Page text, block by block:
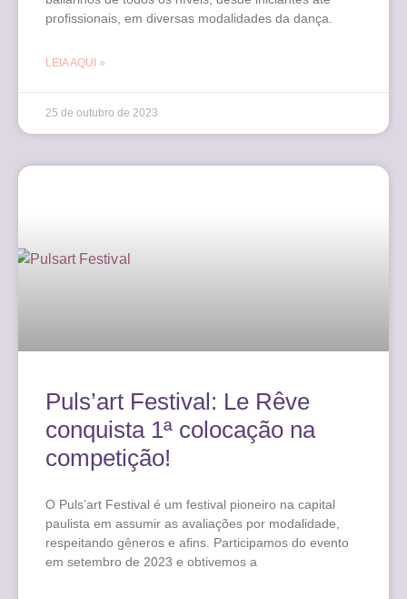
profissionais, em diversas modalidades da dança.
LEIA AQUI »
25 de outubro de 2023
Puls’art Festival: Le Rêve
conquista 1ª colocação na
competição!
O Puls’art Festival é um festival pioneiro na capital
paulista em assumir as avaliações por modalidade,
respeitando gêneros e afins. Participamos do evento
em setembro de 2023 e obtivemos a